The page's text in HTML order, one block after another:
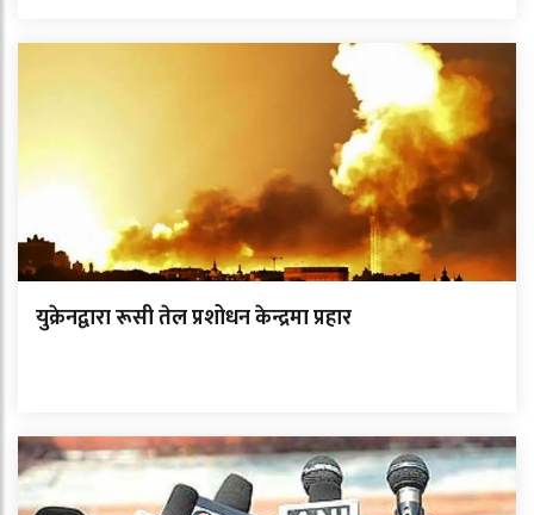
युक्रेनद्वारा रूसी तेल प्रशोधन केन्द्रमा प्रहार